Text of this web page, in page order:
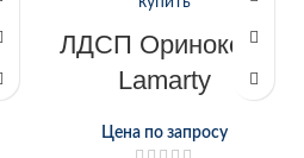
ЛДСП Ориноко R
Lamarty
Цена по запросу